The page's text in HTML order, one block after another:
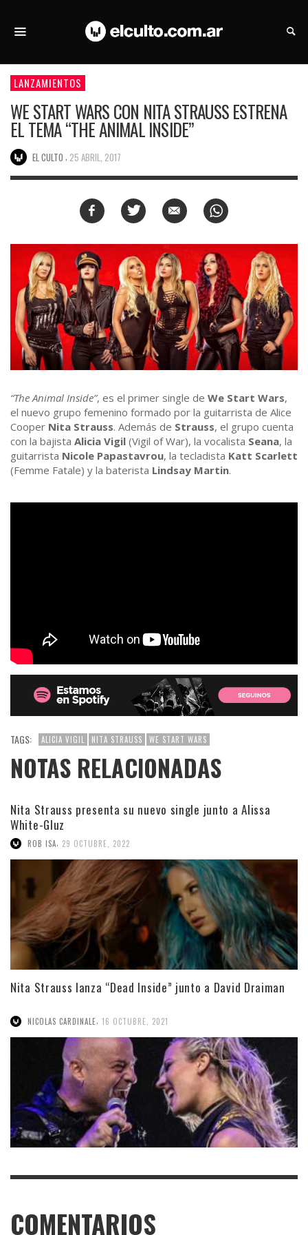
LANZAMIENTOS
WE START WARS CON NITA STRAUSS ESTRENA
EL TEMA “THE ANIMAL INSIDE”
EL CULTO 25 ABRIL, 2017
“The Animal Inside”, es el primer single de We Start Wars,
el nuevo grupo femenino formado por la guitarrista de Alice
Cooper Nita Strauss. Además de Strauss, el grupo cuenta
con la bajista Alicia Vigil (Vigil of War), la vocalista Seana, la
guitarrista Nicole Papastavrou, la tecladista Katt Scarlett
(Femme Fatale) y la baterista Lindsay Martin.
TAGS: ALICIA VIGIL NITA STRAUSS WE START WARS
NOTAS RELACIONADAS
Nita Strauss presenta su nuevo single junto a Alissa
White-Gluz
ROB ISA, 29 OCTUBRE, 2022
Nita Strauss lanza “Dead Inside” junto a David Draiman
NICOLAS CARDINALE 16 OCTUBRE, 2021
COMENTARIOS